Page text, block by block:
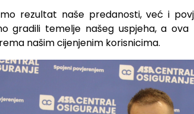
rezultat naše predanosti, već i
gradili temelje našeg uspjeha, a
našim cijenjenim korisnicima.